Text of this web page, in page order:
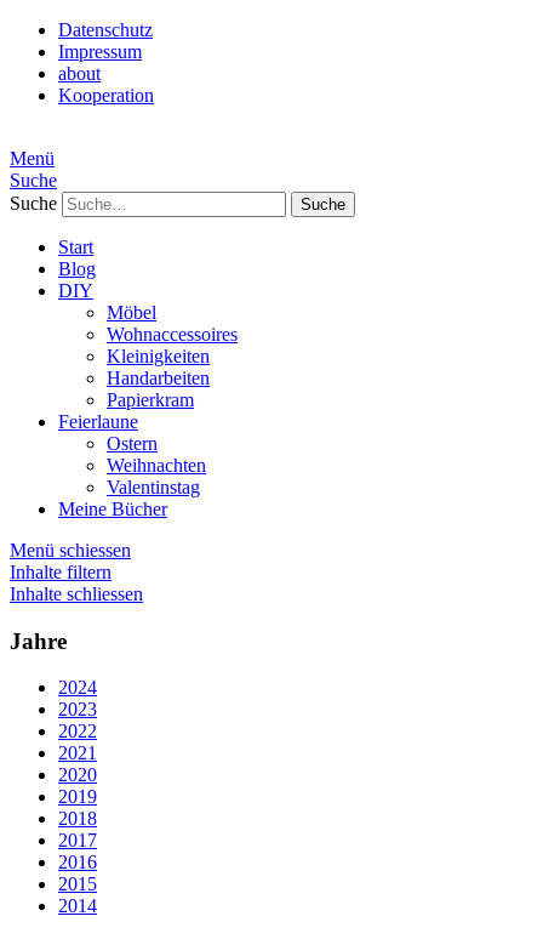
Datenschutz
Impressum
about
Kooperation
Menü
Suche
Suche
Start
Blog
DIY
Möbel
Wohnaccessoires
Kleinigkeiten
Handarbeiten
Papierkram
Feierlaune
Ostern
Weihnachten
Valentinstag
Meine Bücher
Menü schiessen
Inhalte filtern
Inhalte schliessen
Jahre
2024
2023
2022
2021
2020
2019
2018
2017
2016
2015
2014